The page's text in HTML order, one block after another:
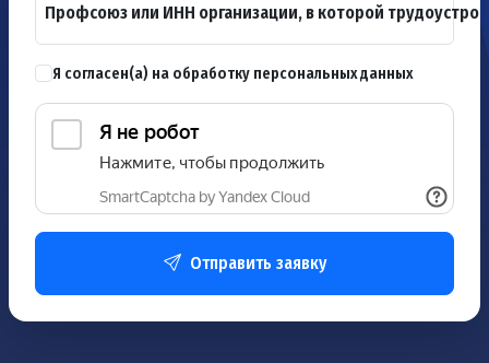
Профсоюз или ИНН организации, в которой
Я согласен(а) на обработку персональных данных
Отправить заявку